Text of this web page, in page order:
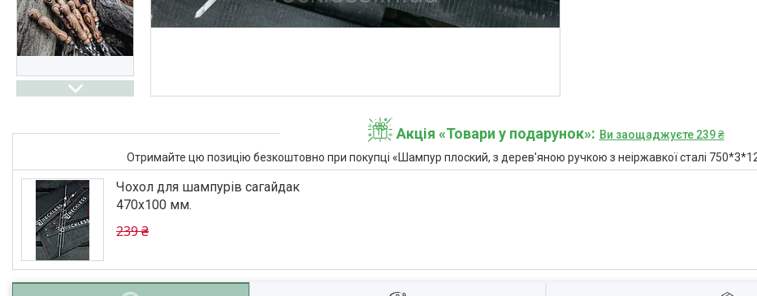
Акція «Товари у подарунок»
Ви заощаджуєте 239 ₴
Отримайте цю позицію безкоштовно при покупці «Шампур плоский, з дерев'яною ручкою з неіржавкої сталі
239 ₴
Чохол для шампурів сагайдак
470х100 мм.